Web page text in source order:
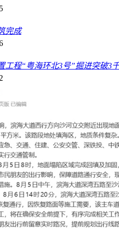
完成
工程“粤海环北3号”掘进突破3